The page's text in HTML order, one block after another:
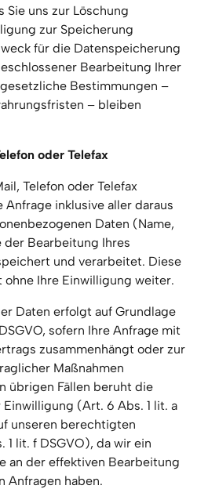
Sie uns zur Löschung
zur Speicherung
für die Datenspeicherung
Bearbeitung Ihrer
Bestimmungen –
– bleiben
oder Telefax
Telefon oder Telefax
inklusive aller daraus
Daten (Name,
Bearbeitung Ihres
und verarbeitet. Diese
Ihre Einwilligung weiter.
Daten erfolgt auf Grundlage
sofern Ihre Anfrage mit
zusammenhängt oder zur
Maßnahmen
übrigen Fällen beruht die
(Art. 6 Abs. 1 lit. a
unseren berechtigten
1 lit. f DSGVO), da wir ein
an der effektiven Bearbeitung
Anfragen haben.